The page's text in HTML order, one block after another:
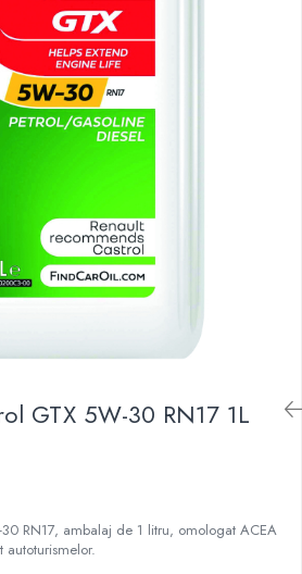
GTX 5W-30 RN17 1L
RN17, ambalaj de 1 litru, omologat ACEA
autoturismelor.